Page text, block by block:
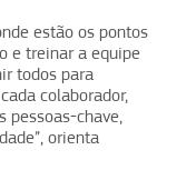
estão os pontos
e treinar a equipe
todos para
colaborador,
pessoas-chave,
orienta